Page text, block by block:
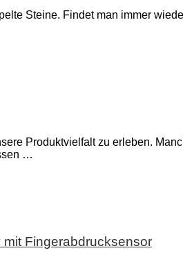
Steine. Findet man immer
Produktvielfalt zu erleben.
…
Fingerabdrucksensor